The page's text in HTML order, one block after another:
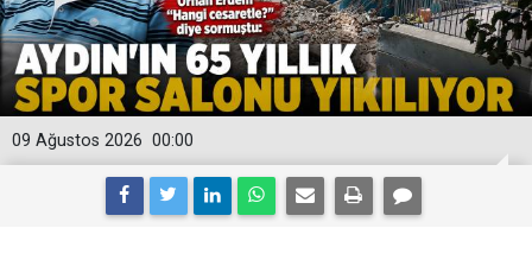
00:00
09 Ağustos 2026